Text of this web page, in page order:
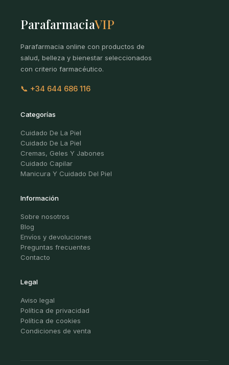
ParafarmaciaVIP
Parafarmacia online con productos de
salud, belleza y bienestar seleccionados
con criterio farmacéutico.
📞 +34 644 686 116
Categorías
Cuidado De La Piel
Cuidado De La Piel
Cremas, Geles Y Jabones
Cuidado Capilar
Manicura Y Cuidado Del Piel
Información
Sobre nosotros
Blog
Envíos y devoluciones
Preguntas frecuentes
Contacto
Legal
Aviso legal
Política de privacidad
Política de cookies
Condiciones de venta